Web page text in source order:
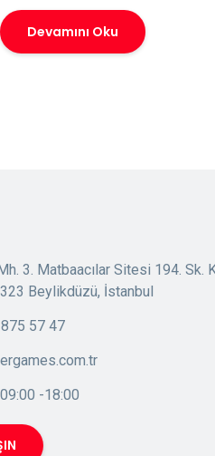
Devamını Oku
3. Matbaacılar Sitesi 194. Sk.
Beylikdüzü, İstanbul
57 47
-18:00